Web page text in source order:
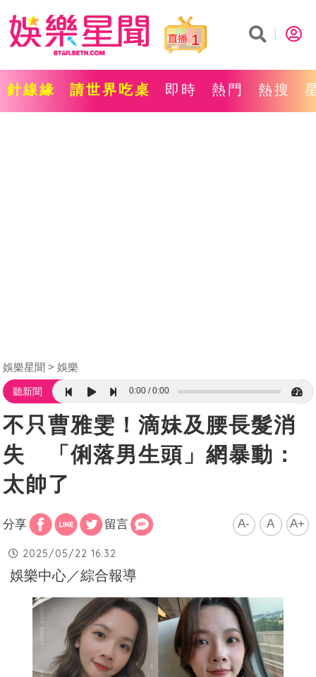
1
針線緣 請世界吃桌 即時 熱門 熱搜
娛樂星聞 娛樂
聽新聞 0:00 0:00
不只曹雅雯！滴妹及腰長髮消
失 「俐落男生頭」網暴動：
太帥了
分享 留言 A- A A+
2025/05/22 16:32
娛樂中心／綜合報導